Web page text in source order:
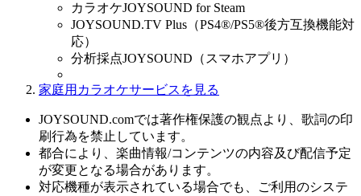
カラオケJOYSOUND for Steam
JOYSOUND.TV Plus（PS4®/PS5®後方互換機能対
応）
分析採点JOYSOUND（スマホアプリ）
家庭用カラオケサービスを見る
JOYSOUND.comでは著作権保護の観点より、歌詞の印
刷行為を禁止しています。
都合により、楽曲情報/コンテンツの内容及び配信予定
が変更となる場合があります。
対応機種が表示されている場合でも、ご利用のシステ